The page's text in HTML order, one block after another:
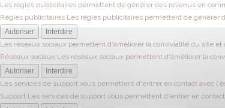
Les régies publicitaires permettent de générer des revenus en
Régies publicitaires Les régies publicitaires permettent de générer
Autoriser
Interdire
Les réseaux sociaux permettent d'améliorer la convivialité du site et
Réseaux sociaux Les réseaux sociaux permettent d'améliorer la
Autoriser
Interdire
Les services de support vous permettent d'entrer en contact avec
Support Les services de support vous permettent d'entrer en